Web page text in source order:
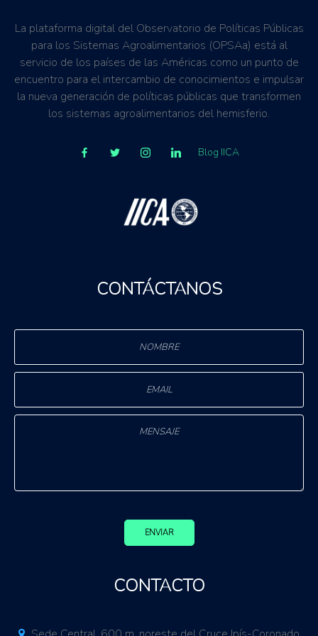
La plataforma digital del Observatorio de Políticas Públicas
para los Sistemas Agroalimentarios (OPSAa) está al
servicio de los países de las Américas como un punto de
encuentro para el intercambio de conocimientos e impulsar
la nueva generación de políticas públicas que transformen
los sistemas agroalimentarios del hemisferio.
Blog IICA
CONTÁCTANOS
ENVIAR
CONTACTO